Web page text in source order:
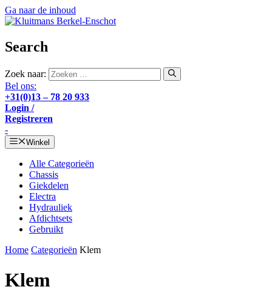
Ga naar de inhoud
Search
Zoek naar:
Bel ons:
+31(0)13 – 78 20 933
Login /
Registreren
-
Winkel
Alle Categorieën
Chassis
Giekdelen
Electra
Hydrauliek
Afdichtsets
Gebruikt
Home Categorieën Klem
Klem